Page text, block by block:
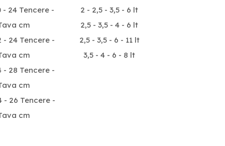
- 24 Tencere -
cm
- 24 Tencere -
cm
- 28 Tencere -
cm
- 26 Tencere -
cm
2 - 2,5 - 3,5 - 6 lt
2,5 - 3,5 - 4 - 6 lt
2,5 - 3,5 - 6 - 11 lt
3,5 - 4 - 6 - 8 lt